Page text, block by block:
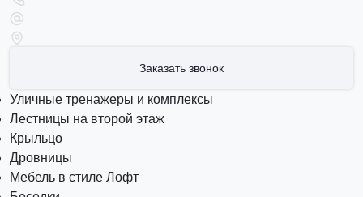
Заказать звонок
Уличные тренажеры и комплексы
Лестницы на второй этаж
Крыльцо
Дровницы
Мебель в стиле Лофт